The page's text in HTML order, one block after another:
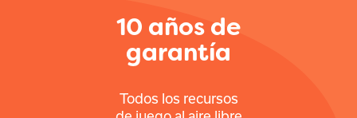
10 años de
garantía
Todos los recursos